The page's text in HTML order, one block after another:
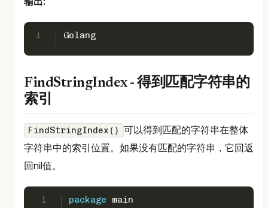
1 Golang
FindStringIndex - 得到匹配字符串的
索引
FindStringIndex() 可以得到匹配的字符串在整体
字符串中的索引位置。如果没有匹配的字符串，它回返
回nil值。
1
package main